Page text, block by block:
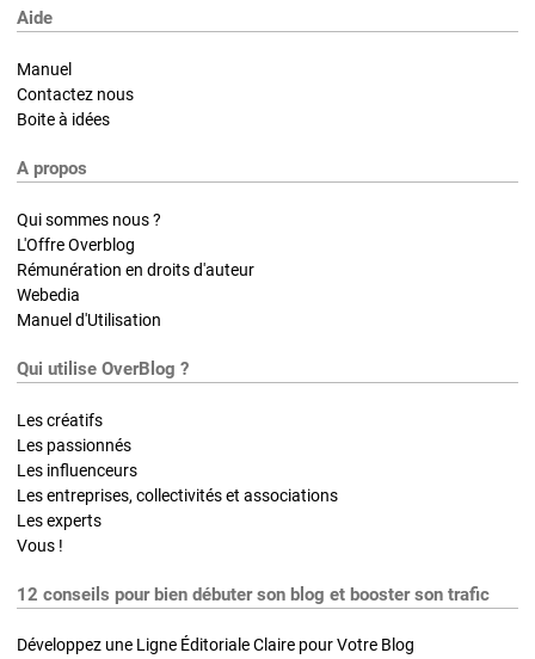
Aide
Manuel
Contactez nous
Boite à idées
A propos
Qui sommes nous ?
L'Offre Overblog
Rémunération en droits d'auteur
Webedia
Manuel d'Utilisation
Qui utilise OverBlog ?
Les créatifs
Les passionnés
Les influenceurs
Les entreprises, collectivités et associations
Les experts
Vous !
12 conseils pour bien débuter son blog et booster son trafic
Développez une Ligne Éditoriale Claire pour Votre Blog